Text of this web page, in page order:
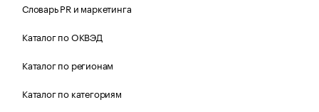
Словарь PR и маркетинга
Каталог по ОКВЭД
Каталог по регионам
Каталог по категориям